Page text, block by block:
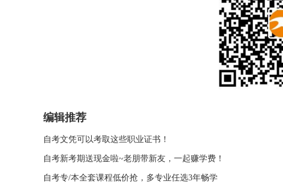
编辑推荐
自考文凭可以考取这些职业证书！
自考新考期送现金啦~老朋带新友，一起赚学费！
自考专/本全套课程低价抢，多专业任选3年畅学